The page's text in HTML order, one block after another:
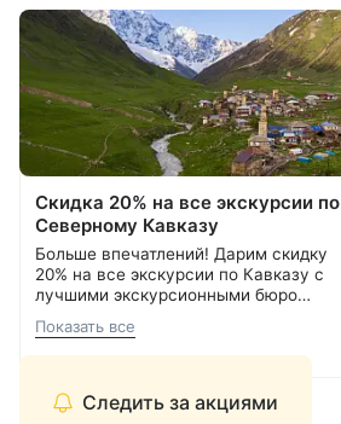
Следить за акциями
Скидка 20% на все экскурсии по
Северному Кавказу
Больше впечатлений! Дарим скидку
20% на все экскурсии по Кавказу с
лучшими экскурсионными бюро
Кавминвод. Более 20 направлений и
самые красивые места России.
Прекрасная возможность сэкономить
Подробнее об акции
С теплом и заботой, Курорт26.ру
Показать все